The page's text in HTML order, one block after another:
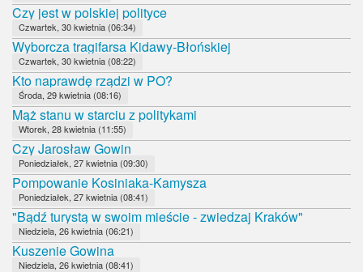
Czy jest w polskiej polityce
Czwartek, 30 kwietnia (06:34)
Wyborcza tragifarsa Kidawy-Błońskiej
Czwartek, 30 kwietnia (08:22)
Kto naprawdę rządzi w PO?
Środa, 29 kwietnia (08:16)
Mąż stanu w starciu z politykami
Wtorek, 28 kwietnia (11:55)
Czy Jarosław Gowin
Poniedziałek, 27 kwietnia (09:30)
Pompowanie Kosiniaka-Kamysza
Poniedziałek, 27 kwietnia (08:41)
"Bądź turystą w swoim mieście - zwiedzaj Kraków"
Niedziela, 26 kwietnia (06:21)
Kuszenie Gowina
Niedziela, 26 kwietnia (08:41)